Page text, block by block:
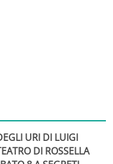
URI DI LUIGI
DI ROSSELLA